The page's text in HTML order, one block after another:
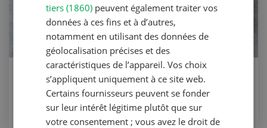
Risotto aux asperges vertes et au
Sbrinz
VERS LA RECETTE
tiers (1860) peuvent également traiter vos
données à ces fins et à d’autres,
notamment en utilisant des données de
géolocalisation précises et des
caractéristiques de l’appareil. Vos choix
s’appliquent uniquement à ce site web.
Certains fournisseurs peuvent se fonder
sur leur intérêt légitime plutôt que sur
votre consentement ; vous avez le droit de